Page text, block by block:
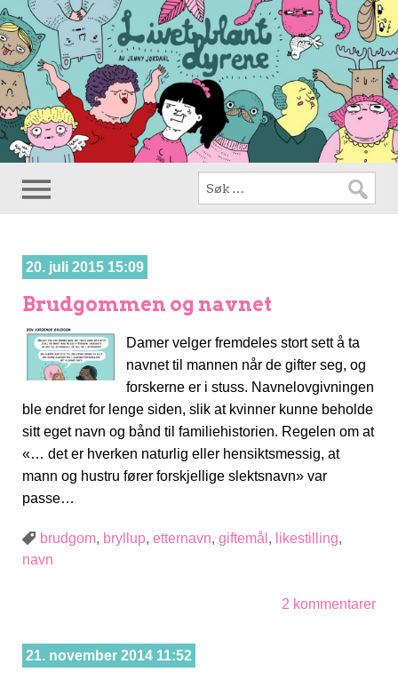
20. juli 2015 15:09
Brudgommen og navnet
Damer velger fremdeles stort sett å ta
navnet til mannen når de gifter seg, og
forskerne er i stuss. Navnelovgivningen
ble endret for lenge siden, slik at kvinner kunne beholde
sitt eget navn og bånd til familiehistorien. Regelen om at
«… det er hverken naturlig eller hensiktsmessig, at
mann og hustru fører forskjellige slektsnavn» var
passe…
brudgom, bryllup, etternavn, giftemål , likestilling,
navn
2 kommentarer
21. november 2014 11:52